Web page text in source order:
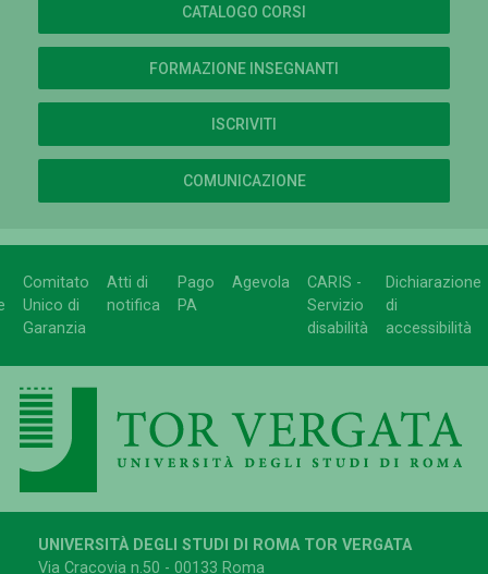
CATALOGO CORSI
FORMAZIONE INSEGNANTI
ISCRIVITI
COMUNICAZIONE
Comitato
Unico di
Garanzia
Atti di
notifica
Pago
PA
Agevola
CARIS -
Servizio
disabilità
Dichiarazione
di
accessibilità
UNIVERSITÀ DEGLI STUDI DI ROMA TOR VERGATA
Via Cracovia n.50 - 00133 Roma